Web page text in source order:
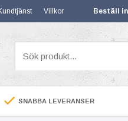
Villkor Beställ
SNABBA LEVERANSER